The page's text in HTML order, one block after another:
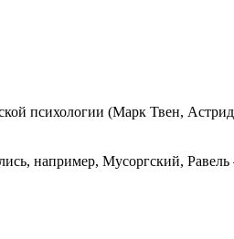
психологии (Марк Твен,
например, Мусоргский,